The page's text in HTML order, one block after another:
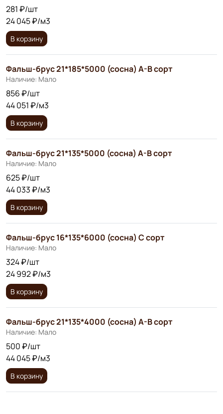
281 ₽/шт
24 045 ₽/м3
В корзину
Фальш-брус 21*185*5000 (сосна) А-В сорт
Наличие: Мало
856 ₽/шт
44 051 ₽/м3
В корзину
Фальш-брус 21*135*5000 (сосна) А-В сорт
Наличие: Мало
625 ₽/шт
44 033 ₽/м3
В корзину
Фальш-брус 16*135*6000 (сосна) C сорт
Наличие: Мало
324 ₽/шт
24 992 ₽/м3
В корзину
Фальш-брус 21*135*4000 (сосна) А-В сорт
Наличие: Мало
500 ₽/шт
44 045 ₽/м3
В корзину